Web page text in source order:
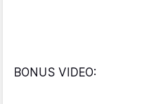
BONUS VIDEO: